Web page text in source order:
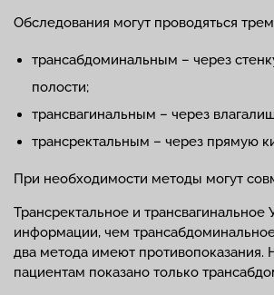
Обследования могут проводяться
трансабдоминальным – через
полости;
трансвагинальным – через
трансректальным – через прямую
При необходимости методы могут
Трансректальное и
информации, чем
два метода имеют противопоказания.
пациентам показано только